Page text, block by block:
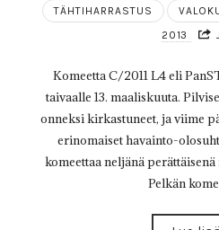
TÄHTIHARRASTUS
2013
Komeetta C/2011 L4 eli
taivaalle 13. maaliskuuta.
onneksi kirkastuneet, ja viime
erinomaiset havainto-
komeettaa neljänä perättäisenä
Pelkän